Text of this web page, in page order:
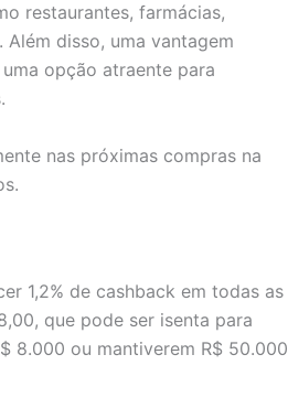
restaurantes, farmácias,
disso, uma vantagem
opção atraente para
nas próximas compras na
1,2% de cashback em todas as
que pode ser isenta para
8.000 ou mantiverem R$ 50.000